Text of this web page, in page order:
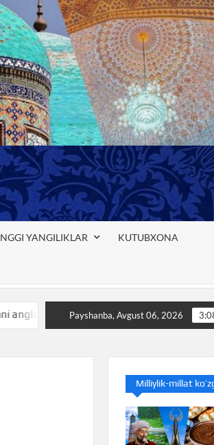
YANGILIKLAR KUTUBXONA
bilasizmi Baliq nimani
Payshanba, Avgust 06, 2026
Milliylik-millat